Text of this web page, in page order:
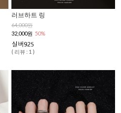
러브하트 링
64,000원
32,000원 50%
( 리뷰 : 1 )